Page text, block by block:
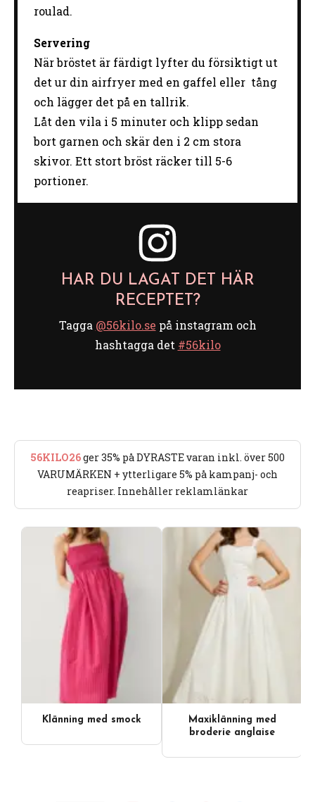
roulad.
Servering
När bröstet är färdigt lyfter du försiktigt ut
det ur din airfryer med en gaffel eller tång
och lägger det på en tallrik.
Låt den vila i 5 minuter och klipp sedan
bort garnen och skär den i 2 cm stora
skivor. Ett stort bröst räcker till 5-6
portioner.
HAR DU LAGAT DET HÄR
RECEPTET?
Tagga @56kilo.se på instagram och
hashtagga det #56kilo
56KILO26ger 35% på DYRASTE varan inkl. över 500
VARUMÄRKEN + ytterligare 5% på kampanj- och
reapriser. Innehåller reklamlänkar
Klänning med smock
Maxiklänning med
broderie anglaise